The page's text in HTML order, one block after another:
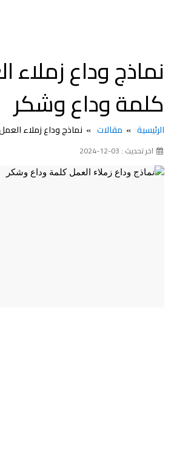
نماذج وداع زملاء
كلمة وداع وشكر
الرئيسية مقالات نماذج وداع زملاء
اخر تحديث : 03-12-2024